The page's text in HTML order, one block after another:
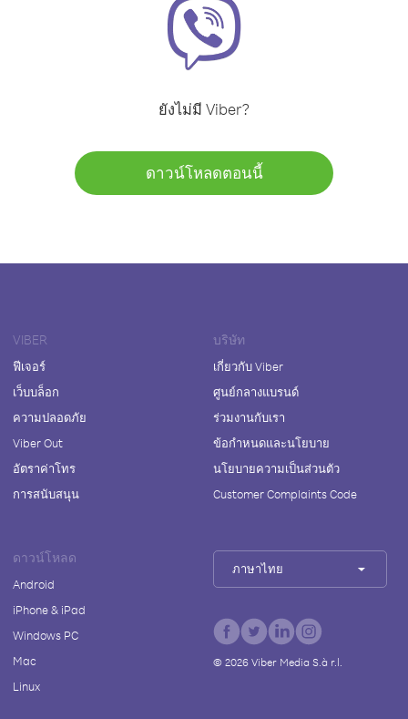
ยังไม่มี Viber?
ดาวน์โหลดตอนนี้
VIBER
ฟีเจอร์
เว็บบล็อก
ความปลอดภัย
Viber Out
อัตราค่าโทร
การสนับสนุน
บริษัท
เกี่ยวกับ Viber
ศูนย์กลางแบรนด์
ร่วมงานกับเรา
ข้อกำหนดและนโยบาย
นโยบายความเป็นส่วนตัว
Customer Complaints Code
ดาวน์โหลด
Android
iPhone & iPad
Windows PC
Mac
Linux
ภาษาไทย
© 2026Viber Media S.à r.l.